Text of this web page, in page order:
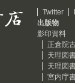
Twitter
出版物
影印資料
正倉院
天理図
天理図
宮内庁